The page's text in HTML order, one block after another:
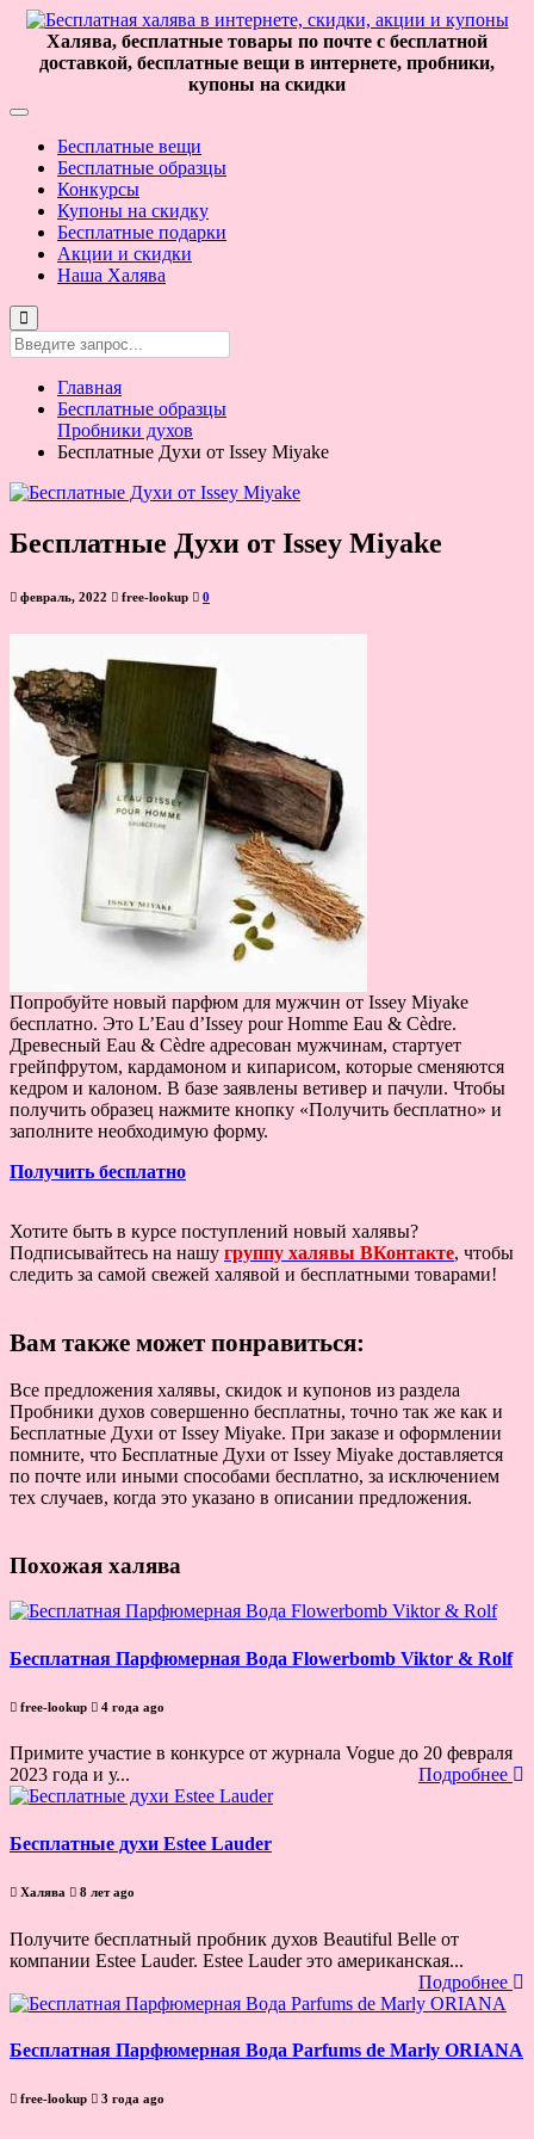
Халява, бесплатные товары по почте с бесплатной
доставкой, бесплатные вещи в интернете, пробники,
купоны на скидки
Бесплатные вещи
Бесплатные образцы
Конкурсы
Купоны на скидку
Бесплатные подарки
Акции и скидки
Наша Халява
Главная
Бесплатные образцы
Пробники духов
Бесплатные Духи от Issey Miyake
Бесплатные Духи от Issey Miyake
февраль, 2022 free-lookup 0
Попробуйте новый парфюм для мужчин от Issey Miyake
бесплатно. Это L’Eau d’Issey pour Homme Eau & Cèdre.
Древесный Eau & Cèdre адресован мужчинам, стартует
грейпфрутом, кардамоном и кипарисом, которые сменяются
кедром и калоном. В базе заявлены ветивер и пачули. Чтобы
получить образец нажмите кнопку «Получить бесплатно» и
заполните необходимую форму.
Получить бесплатно
Хотите быть в курсе поступлений новый халявы?
Подписывайтесь на нашу группу халявы ВКонтакте, чтобы
следить за самой свежей халявой и бесплатными товарами!
Вам также может понравиться:
Все предложения халявы, скидок и купонов из раздела
Пробники духов совершенно бесплатны, точно так же как и
Бесплатные Духи от Issey Miyake. При заказе и оформлении
помните, что Бесплатные Духи от Issey Miyake доставляется
по почте или иными способами бесплатно, за исключением
тех случаев, когда это указано в описании предложения.
Похожая халява
Бесплатная Парфюмерная Вода Flowerbomb Viktor & Rolf
free-lookup 4 года ago
Примите участие в конкурсе от журнала Vogue до 20 февраля
2023 года и у...
Подробнее
Бесплатные духи Estee Lauder
Халява 8 лет ago
Получите бесплатный пробник духов Beautiful Belle от
компании Estee Lauder. Estee Lauder это американская...
Подробнее
Бесплатная Парфюмерная Вода Parfums de Marly ORIANA
free-lookup 3 года ago